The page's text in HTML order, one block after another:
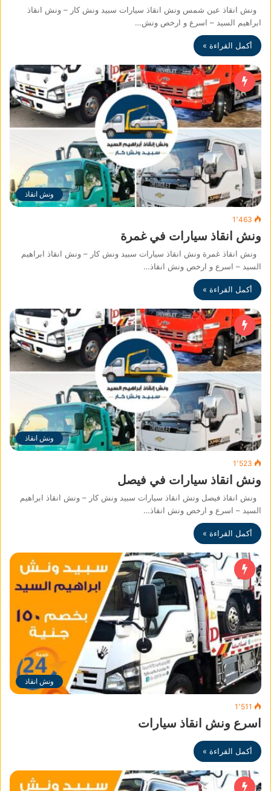
ونش انقاذ عين شمس ونش انقاذ سيارات سبيد ونش كار – ونش انقاذ
ابراهيم السيد – اسرع و ارخص ونش…
أكمل القراءة »
ونش انقاذ
1٬463
ونش انقاذ سيارات في غمرة
ونش انقاذ غمرة ونش انقاذ سيارات سبيد ونش كار – ونش انقاذ ابراهيم
السيد – اسرع و ارخص ونش انقاذ…
أكمل القراءة »
ونش انقاذ
1٬523
ونش انقاذ سيارات في فيصل
ونش انقاذ فيصل ونش انقاذ سيارات سبيد ونش كار – ونش انقاذ ابراهيم
السيد – اسرع و ارخص ونش انقاذ…
أكمل القراءة »
ونش انقاذ
1٬511
اسرع ونش انقاذ سيارات
أكمل القراءة »